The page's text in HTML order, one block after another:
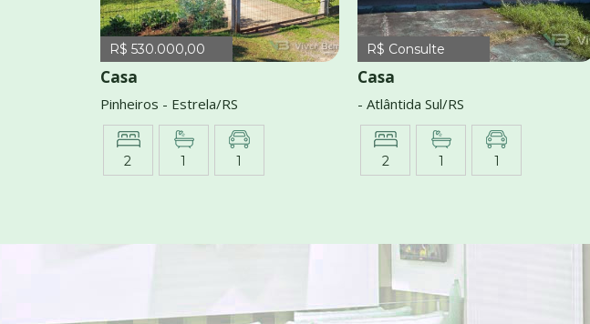
R$ 530.000,00
Casa
Pinheiros - Estrela/RS
2 1 1
R$ Consulte
Casa
- Atlântida Sul/RS
2 1 1